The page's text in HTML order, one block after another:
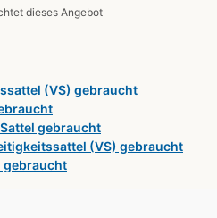
dieses Angebot
(VS) gebraucht
gebraucht
(VS) gebraucht
gebraucht